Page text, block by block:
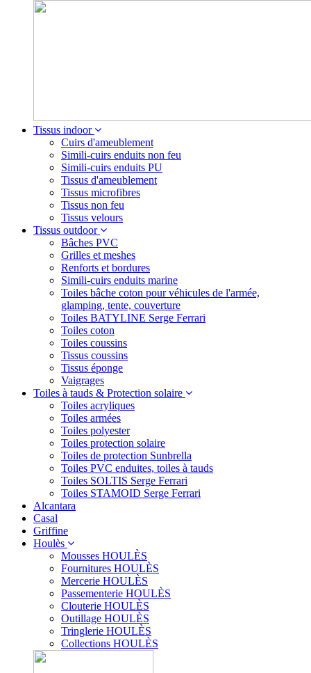
Tissus indoor
Cuirs d'ameublement
Simili-cuirs enduits non feu
Simili-cuirs enduits PU
Tissus d'ameublement
Tissus microfibres
Tissus non feu
Tissus velours
Tissus outdoor
Bâches PVC
Grilles et meshes
Renforts et bordures
Simili-cuirs enduits marine
Toiles bâche coton pour véhicules de l'armée,
glamping, tente, couverture
Toiles BATYLINE Serge Ferrari
Toiles coton
Toiles coussins
Tissus coussins
Tissus éponge
Vaigrages
Toiles à tauds & Protection solaire
Toiles acryliques
Toiles armées
Toiles polyester
Toiles protection solaire
Toiles de protection Sunbrella
Toiles PVC enduites, toiles à tauds
Toiles SOLTIS Serge Ferrari
Toiles STAMOID Serge Ferrari
Alcantara
Casal
Griffine
Houlès
Mousses HOULÈS
Fournitures HOULÈS
Mercerie HOULÈS
Passementerie HOULÈS
Clouterie HOULÈS
Outillage HOULÈS
Tringlerie HOULÈS
Collections HOULÈS